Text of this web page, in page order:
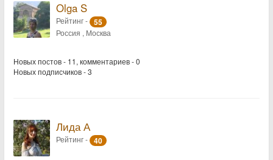
Olga S
Рейтинг - 55
Россия , Москва
Новых постов - 11, комментариев - 0
Новых подписчиков - 3
Лида А
Рейтинг - 40